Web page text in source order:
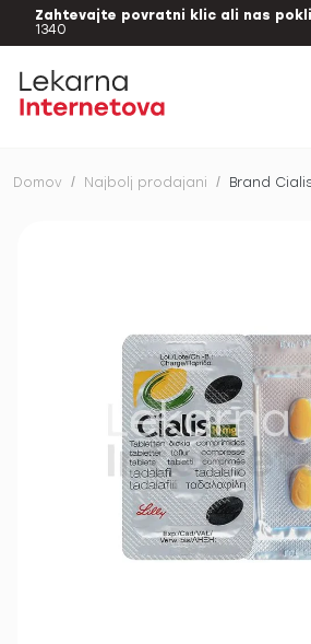
Zahtevajte povratni klic ali nas
1340
Domov / Najbolj prodajani / Brand